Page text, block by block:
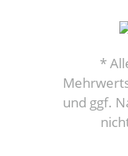
*
und ggf.